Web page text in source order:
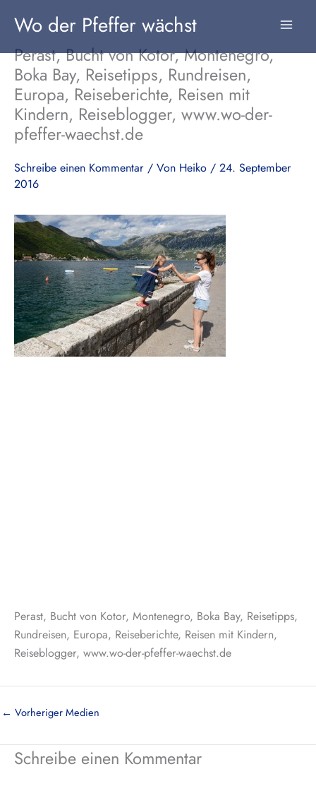
Inhalt
springen
Wo der Pfeffer wächst
Perast, Bucht von Kotor, Montenegro,
Boka Bay, Reisetipps, Rundreisen,
Europa, Reiseberichte, Reisen mit
Kindern, Reiseblogger, www.wo-der-
pfeffer-waechst.de
Schreibe einen Kommentar / Von Heiko / 24. September
2016
Perast, Bucht von Kotor, Montenegro, Boka Bay, Reisetipps,
Rundreisen, Europa, Reiseberichte, Reisen mit Kindern,
Reiseblogger, www.wo-der-pfeffer-waechst.de
← Vorheriger Medien
Schreibe einen Kommentar